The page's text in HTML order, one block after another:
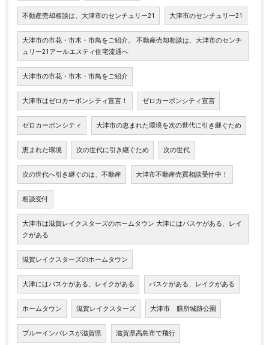
不動産売却相談は、大津市のセンチュリー21 大津市のセンチュリー21
大津市の市花・市木・市鳥をご紹介。 不動産売却相談は、大津市のセンチ
ュリー21アールエスティ住宅流通へ
大津市の市花・市木・市鳥をご紹介
大津市はゼロカーボンシティ宣言！ ゼロカーボンシティ宣言
ゼロカーボンシティ 大津市の恵まれた環境を次の世代に引き継ぐため
恵まれた環境 次の世代に引き継ぐため 次の世代
次の世代へ引き継ぐのは、不動産 大津市不動産売買相談受付中！
相談受付
大津市は滋賀レイクスターズのホームタウン 大津にはバスケがある、レイ
クがある
滋賀レイクスターズのホームタウン
大津にはバスケがある、レイクがある バスケがある、レイクがある
ホームタウン 滋賀レイクスターズ 大津市 膳所城跡公園
ブルーインパレスが滋賀県 滋賀県高島市で飛行